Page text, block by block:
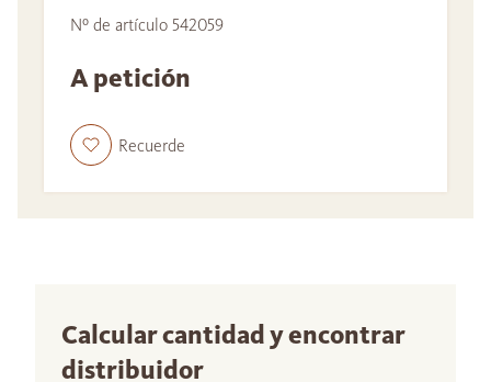
Nº de artículo 542059
A petición
Recuerde
Calcular cantidad y encontrar
distribuidor